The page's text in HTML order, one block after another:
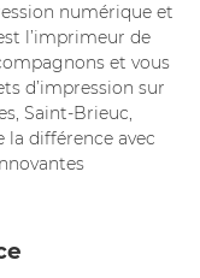
numérique et
l’imprimeur de
et vous
d’impression sur
Saint-Brieuc,
la différence avec